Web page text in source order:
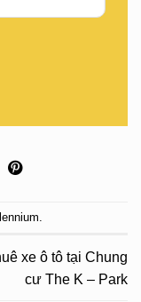
xe ô tô tại Chung
cư The K – Park